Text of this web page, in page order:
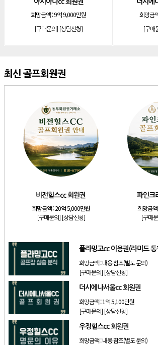
소노호텔앤리조트 로얄 회원제 기명
[리조트] 소노호텔앤리조트 골드 등기 기명
[리조트]소노호텔앤리조트 스위트 등기 무기명
소노호텔앤리조트 스위트 등기 기명
소노호텔앤리조트 이그제큐티브 무기명 회원제
아시아나cc 회원권
[골프]발리오스cc 회원권 종류
소노호텔앤리조트 패밀리 등기 무기명
파인크리크cc 회원권
소노호텔앤리조트 패밀리 회원권
9억 9,000만원
[상담신청]
1억 5,100
[상담신청]
최신 골프회원권
비전힐스cc 회원권
희망금액 :20억 5,000만원
[구매문의] [상담신청]
파인크
희망금
[구매문
플라밍고cc 이용권(라미드 통
희망금액 :내용 참조(별도 문의)
[구매문의] [상담신청]
더시에나서울cc 회원권
희망금액 :1억 5,100만원
[구매문의] [상담신청]
우정힐스cc 회원권
희망금액 :내용 참조(별도 문의)